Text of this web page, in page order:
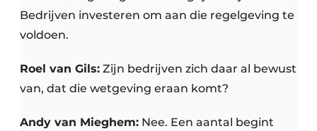
Bedrijven investeren om aan die regelgeving te
voldoen.
Roel van Gils: Zijn bedrijven zich daar al bewust
van, dat die wetgeving eraan komt?
Andy van Mieghem: Nee. Een aantal begint